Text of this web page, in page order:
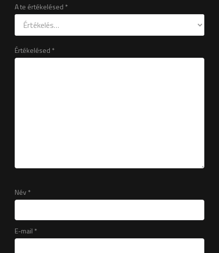
A te értékelésed *
Értékelésed *
Név*
E-mail *